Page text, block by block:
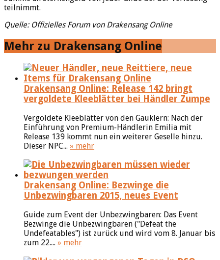
teilnimmt.
Quelle: Offizielles Forum von Drakensang Online
Mehr zu Drakensang Online
Drakensang Online: Release 142 bringt
vergoldete Kleeblätter bei Händler Zumpe
Vergoldete Kleeblätter von den Gauklern: Nach der
Einführung von Premium-Händlerin Emilia mit
Release 139 kommt nun ein weiterer Geselle hinzu.
Dieser NPC... » mehr
Drakensang Online: Bezwinge die
Unbezwingbaren 2015, neues Event
Guide zum Event der Unbezwingbaren: Das Event
Bezwinge die Unbezwingbaren ("Defeat the
Undefeatables") ist zurück und wird vom 8. Januar bis
zum 22.... » mehr